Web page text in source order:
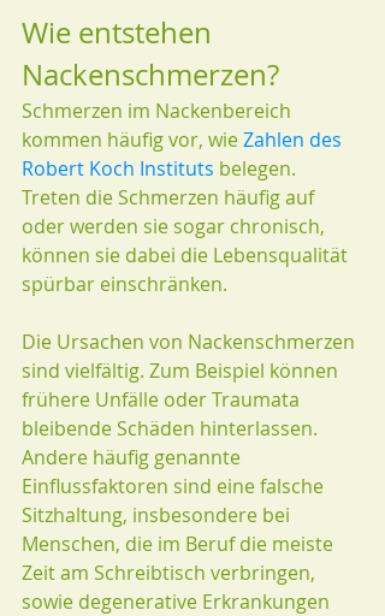
Wie entstehen
Nackenschmerzen?
Schmerzen im Nackenbereich
kommen häufig vor, wie Zahlen des
Robert Koch Instituts belegen.
Treten die Schmerzen häufig auf
oder werden sie sogar chronisch,
können sie dabei die Lebensqualität
spürbar einschränken.
Die Ursachen von Nackenschmerzen
sind vielfältig. Zum Beispiel können
frühere Unfälle oder Traumata
bleibende Schäden hinterlassen.
Andere häufig genannte
Einflussfaktoren sind eine falsche
Sitzhaltung, insbesondere bei
Menschen, die im Beruf die meiste
Zeit am Schreibtisch verbringen,
sowie degenerative Erkrankungen